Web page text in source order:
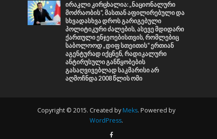
ირაკლი კირცხალია: „ნაციონალური
მოძრაობის“, მასთან აფილირებული და
სხვადასხვა დროს გარიგებული
პოლიტიკური ძალების, ასევე მდიდარი
ქართული ენჯეოებისთვის, რომლებიც
საბოლოოდ „დიფ სთეითის“ ერთიან
აგენტურად იქცნენ, რადიკალური
ანტირუსული განწყობების
გასაღვივებლად საკმარისი არ
აღმოჩნდა 2008 წლის ომი
Copyright © 2015. Created by Meks. Powered by
WordPress.